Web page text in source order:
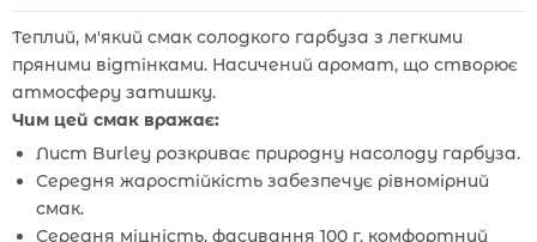
Теплий, м'який смак солодкого гарбуза з легкими
пряними відтінками. Насичений аромат, що створює
атмосферу затишку.
Чим цей смак вражає:
Лист Burley розкриває природну насолоду гарбуза.
Середня жаростійкість забезпечує рівномірний
смак.
Середня міцність, фасування 100 г, комфортний